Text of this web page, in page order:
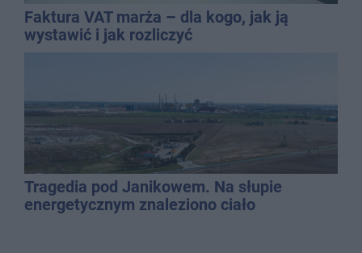
Faktura VAT marża – dla kogo, jak ją
wystawić i jak rozliczyć
Tragedia pod Janikowem. Na słupie
energetycznym znaleziono ciało